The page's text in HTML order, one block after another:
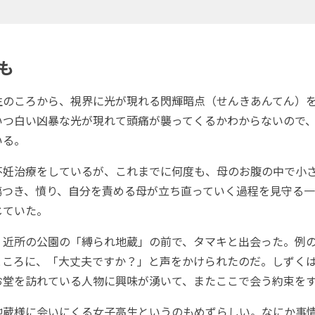
ろから、視界に光が現れる閃輝暗点（せんきあんてん）
白い凶暴な光が現れて頭痛が襲ってくるかわからないので
。
治療をしているが、これまでに何度も、母のお腹の中で小
き、憤り、自分を責める母が立ち直っていく過程を見守る
いた。
の公園の「縛られ地蔵」の前で、タマキと出会った。例
ろに、「大丈夫ですか？」と声をかけられたのだ。しずく
を訪れている人物に興味が湧いて、またここで会う約束を